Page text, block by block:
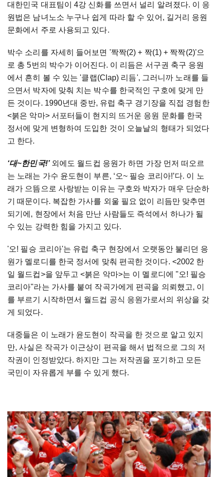
대한민국 대표팀이 4강 신화를 쓰면서 널리 알려졌다. 이
응
원법은 남녀노소 누구나 쉽게 따라 할 수 있어 , 길거리 응원
문화에서 주로 사용되고 있다.
박수 소리를 자세히 들어보면 '짝짝(2) + 짝(1) + 짝짝(2)'으
로 총 5번의 박수가 이어진다. 이 리듬은 서구권 축구 응원
에서 흔히 볼 수 있는 '클랩(Clap) 리듬', 그러니까 노래를 들
으면서 박자에 맞춰 치는 박수를 한국적인 구호에 맞게 만
든 것이다. 1990년대 중반, 유럽 축구 경기장을 직접 경험한
<붉은 악마> 서포터들이 현지의 뜨거운 응원 문화를 한국
정서에 맞게 변형하여 도입한 것이 오늘날의 형태가 되었다
고 한다.
‘대~한민국!’ 외에도 월드컵 응원가 하면 가장 먼저 떠오르
는 노래는 가수 윤도현이 부른, ‘오~ 필승 코리아!’다. 이
노
래가 으뜸으로 사랑받는 이유는 구호와 박자가 매우 단순하
기
때문이다. 복잡한 가사를 외울 필요 없이 리듬만 맞추면
되기에 , 현장에서 처음 만난 사람들도 즉석에서 하나가 될
수 있는 강력한 힘을 가지고 있다.
'오! 필승 코리아'는 유럽 축구 현장에서 오랫동안 불리던 응
원가 멜로디를 한국 정서에 맞춰 편곡한 것이다. <2002 한
일 월드컵>을 앞두고 <붉은 악마>는 이 멜로디에 "오! 필승
코리아"라는 가사를 붙여 작곡가에게 편곡을 의뢰했고, 이
를 부르기 시작하면서 월드컵 공식 응원가로서의 위상을 갖
게 되었다.
대중들은 이 노래가 윤도현이 작곡을 한 것으로 알고 있지
만,사실은 작곡가 이근상이 편곡을 해서 법적으로 그의 저
작권이
인정받았다.하지만 그는 저작권을 포기하고 모든
국민이
자유롭게 부를 수 있게 했다.